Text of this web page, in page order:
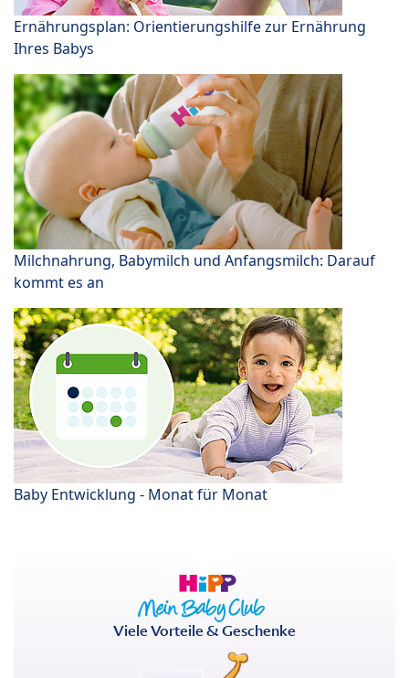
Ernährungsplan: Orientierungshilfe zur Ernährung
Ihres Babys
Milchnahrung, Babymilch und Anfangsmilch: Darauf
kommt es an
Baby Entwicklung - Monat für Monat
Viele Vorteile & Geschenke